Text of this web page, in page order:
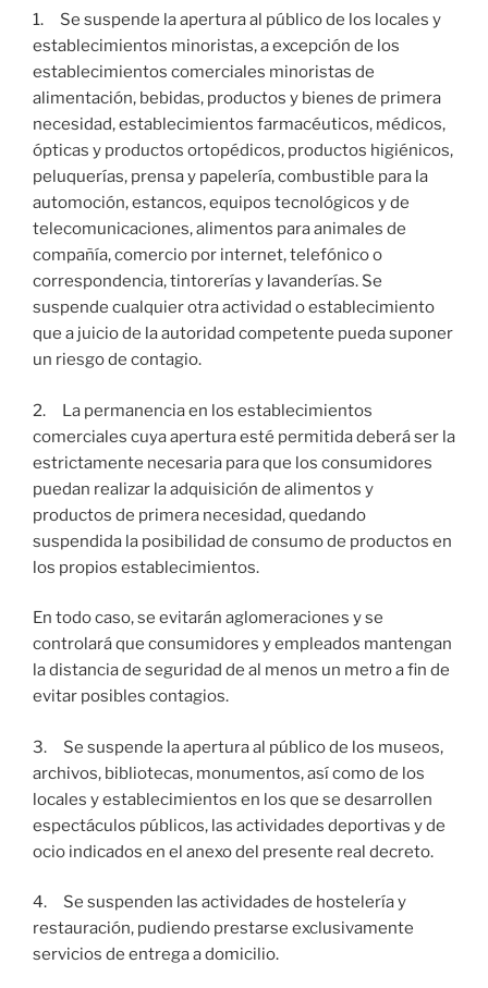
1. Se suspende la apertura al público de los locales y
establecimientos minoristas, a excepción de los
establecimientos comerciales minoristas de
alimentación, bebidas, productos y bienes de primera
necesidad, establecimientos farmacéuticos, médicos,
ópticas y productos ortopédicos, productos higiénicos,
peluquerías, prensa y papelería, combustible para la
automoción, estancos, equipos tecnológicos y de
telecomunicaciones, alimentos para animales de
compañía, comercio por internet, telefónico o
correspondencia, tintorerías y lavanderías. Se
suspende cualquier otra actividad o establecimiento
que a juicio de la autoridad competente pueda suponer
un riesgo de contagio.
2. La permanencia en los establecimientos
comerciales cuya apertura esté permitida deberá ser la
estrictamente necesaria para que los consumidores
puedan realizar la adquisición de alimentos y
productos de primera necesidad, quedando
suspendida la posibilidad de consumo de productos en
los propios establecimientos.
En todo caso, se evitarán aglomeraciones y se
controlará que consumidores y empleados mantengan
la distancia de seguridad de al menos un metro a fin de
evitar posibles contagios.
3. Se suspende la apertura al público de los museos,
archivos, bibliotecas, monumentos, así como de los
locales y establecimientos en los que se desarrollen
espectáculos públicos, las actividades deportivas y de
ocio indicados en el anexo del presente real decreto.
4. Se suspenden las actividades de hostelería y
restauración, pudiendo prestarse exclusivamente
servicios de entrega a domicilio.